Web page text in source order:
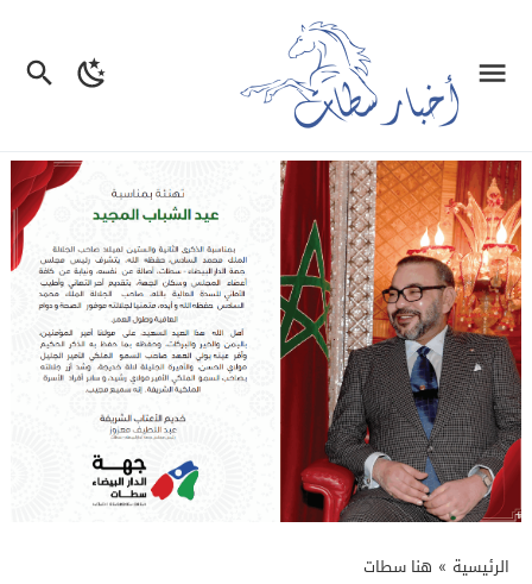
الرئيسية » هنا سطات